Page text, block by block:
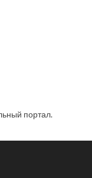
портал.